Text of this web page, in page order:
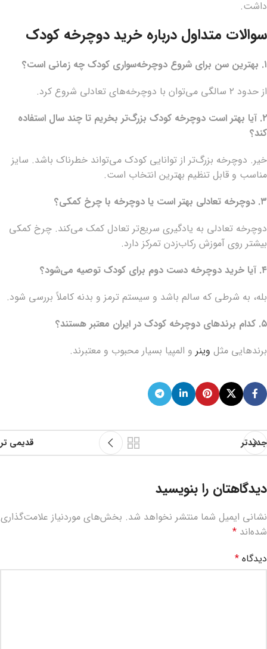
داشت.
سوالات متداول درباره خرید دوچرخه کودک
۱. بهترین سن برای شروع دوچرخه‌سواری کودک چه زمانی است؟
از حدود ۲ سالگی می‌توان با دوچرخه‌های تعادلی شروع کرد.
۲. آیا بهتر است دوچرخه کودک بزرگ‌تر بخریم تا چند سال استفاده
کند؟
خیر. دوچرخه بزرگ‌تر از توانایی کودک می‌تواند خطرناک باشد. سایز
مناسب و قابل تنظیم بهترین انتخاب است.
۳. دوچرخه تعادلی بهتر است یا دوچرخه با چرخ کمکی؟
دوچرخه تعادلی به یادگیری سریع‌تر تعادل کمک می‌کند. چرخ کمکی
بیشتر روی آموزش رکاب‌زدن تمرکز دارد.
۴. آیا خرید دوچرخه دست دوم برای کودک توصیه می‌شود؟
بله، به شرطی که سالم باشد و سیستم ترمز و بدنه کاملاً بررسی شود.
۵. کدام برندهای دوچرخه کودک در ایران معتبر هستند؟
برندهایی مثل وینر و المپیا بسیار محبوب و معتبرند.
جدیدتر قدیمی تر
دیدگاهتان را بنویسید
نشانی ایمیل شما منتشر نخواهد شد. بخش‌های موردنیاز علامت‌گذاری
شده‌اند *
دیدگاه *